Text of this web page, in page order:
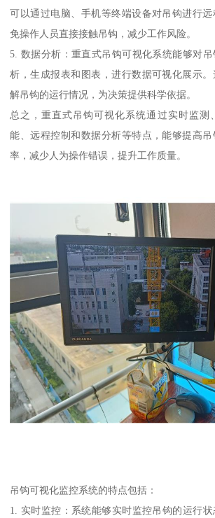
可以通过电脑、手机等终端设备对吊钩进行
免操作人员直接接触吊钩，减少工作风险。
5. 数据分析：重直式吊钩可视化系统能够对
析，生成报表和图表，进行数据可视化展示
解吊钩的运行情况，为决策提供科学依据。
总之，重直式吊钩可视化系统通过实时监测
能、远程控制和数据分析等特点，能够提高
率，减少人为操作错误，提升工作质量。
吊钩可视化监控系统的特点包括：
1. 实时监控：系统能够实时监控吊钩的运行